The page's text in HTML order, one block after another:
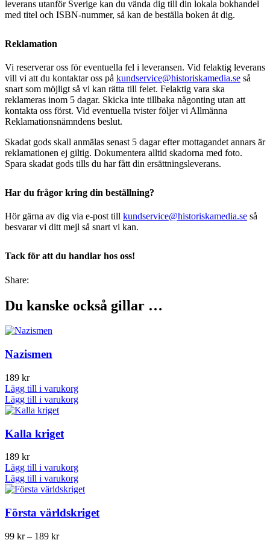
leverans utanför Sverige kan du vända dig till din lokala bokhandel
med titel och ISBN-nummer, så kan de beställa boken åt dig.
Reklamation
Vi reserverar oss för eventuella fel i leveransen. Vid felaktig leverans
vill vi att du kontaktar oss på kundservice@historiskamedia.se så
snart som möjligt så vi kan rätta till felet. Felaktig vara ska
reklameras inom 5 dagar. Skicka inte tillbaka någonting utan att
kontakta oss först. Vid eventuella tvister följer vi Allmänna
Reklamationsnämndens beslut.
Skadat gods skall anmälas senast 5 dagar efter mottagandet annars är
reklamationen ej giltig. Dokumentera alltid skadorna med foto.
Spara skadat gods tills du har fått din ersättningsleverans.
Har du frågor kring din beställning?
Hör gärna av dig via e-post till kundservice@historiskamedia.se så
besvarar vi ditt mejl så snart vi kan.
Tack för att du handlar hos oss!
Share:
Du kanske också gillar …
Nazismen
189 kr
Lägg till i varukorg
Lägg till i varukorg
Kalla kriget
189 kr
Lägg till i varukorg
Lägg till i varukorg
Första världskriget
99 kr – 189 krPrisintervall: